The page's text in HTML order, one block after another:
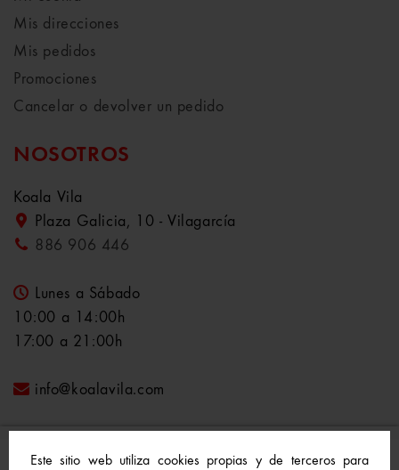
Este sitio web utiliza cookies propias y de terceros para
Mis direcciones
Mis pedidos
Promociones
Cancelar o devolver un pedido
NOSOTROS
Koala Vila
Plaza Galicia, 10 - Vilagarcía
886 906 446
Lunes a Sábado
10:00 a 14:00h
17:00 a 21:00h
info@koalavila.com